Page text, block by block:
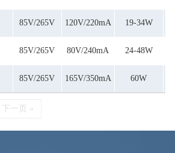
85V/265V 120V/220mA 19-34W
85V/265V 80V/240mA 24-48W
85V/265V 165V/350mA 60W
下一页 »